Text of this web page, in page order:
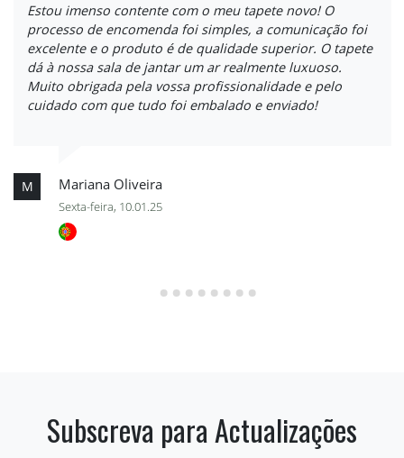
Estou imenso contente com o meu tapete novo! O
processo de encomenda foi simples, a comunicação foi
excelente e o produto é de qualidade superior. O tapete
dá à nossa sala de jantar um ar realmente luxuoso.
Muito obrigada pela vossa profissionalidade e pelo
cuidado com que tudo foi embalado e enviado!
M Mariana Oliveira
Sexta-feira, 10.01.25
Subscreva para Actualizações